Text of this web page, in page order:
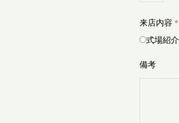
来店内容 ＊
式場紹介
備考